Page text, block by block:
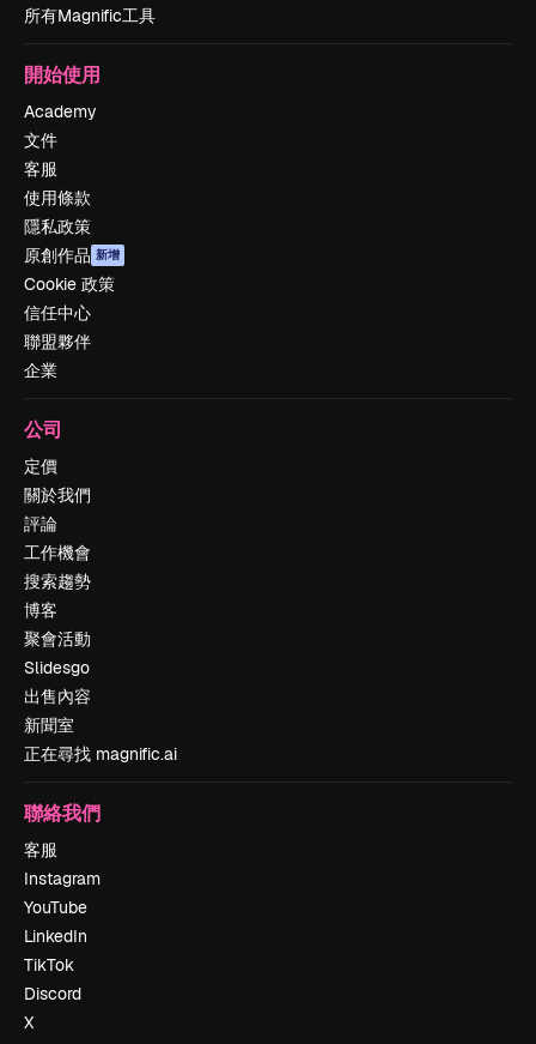
所有Magnific工具
開始使用
Academy
文件
客服
使用條款
隱私政策
原創作品 新增
Cookie 政策
信任中心
聯盟夥伴
企業
公司
定價
關於我們
評論
工作機會
搜索趨勢
博客
聚會活動
Slidesgo
出售內容
新聞室
正在尋找 magnific.ai
聯絡我們
客服
Instagram
YouTube
LinkedIn
TikTok
Discord
X